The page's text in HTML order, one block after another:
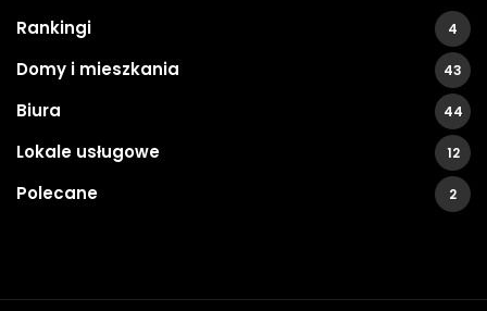
Rankingi 4
Domy i mieszkania 43
Biura 44
Lokale usługowe 12
Polecane 2